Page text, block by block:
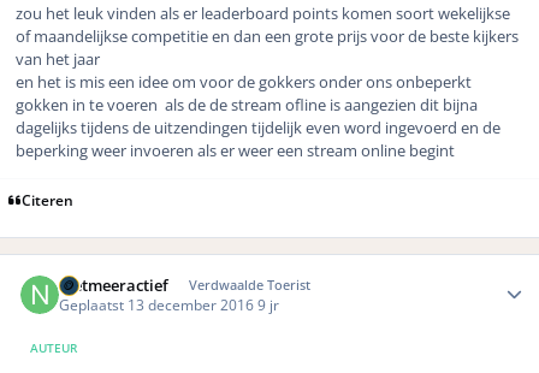
zou het leuk vinden als er leaderboard points komen soort wekelijkse
of maandelijkse competitie en dan een grote prijs voor de beste kijkers
van het jaar
en het is mis een idee om voor de gokkers onder ons onbeperkt
gokken in te voeren als de de stream ofline is aangezien dit bijna
dagelijks tijdens de uitzendingen tijdelijk even word ingevoerd en de
beperking weer invoeren als er weer een stream online begint
Citeren
nietmeeractief Verdwaalde Toerist
Geplaatst 13 december 20169 jr
AUTEUR